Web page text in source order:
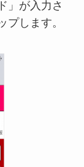
」が入力さ
プします。